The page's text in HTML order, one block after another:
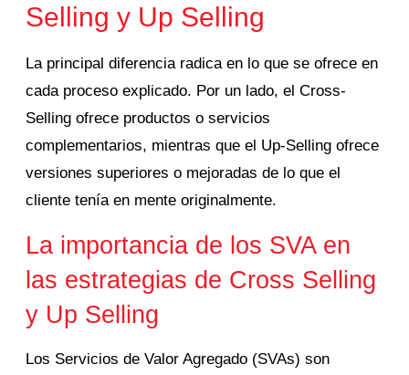
Selling y Up Selling
La principal diferencia radica en lo que se ofrece en
cada proceso explicado. Por un lado, el Cross-
Selling ofrece productos o servicios
complementarios, mientras que el Up-Selling ofrece
versiones superiores o mejoradas de lo que el
cliente tenía en mente originalmente.
La importancia de los SVA en
las estrategias de Cross Selling
y Up Selling
Los Servicios de Valor Agregado (SVAs) son